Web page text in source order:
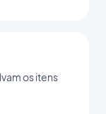
os itens